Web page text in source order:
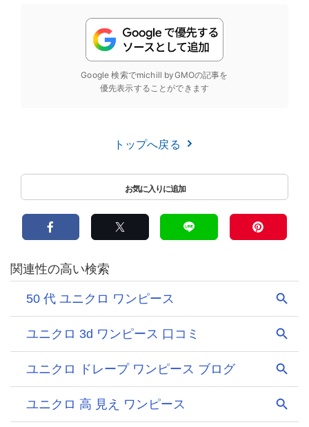
Google 検索でmichill byGMOの記事を
優先表示することができます
トップへ戻る